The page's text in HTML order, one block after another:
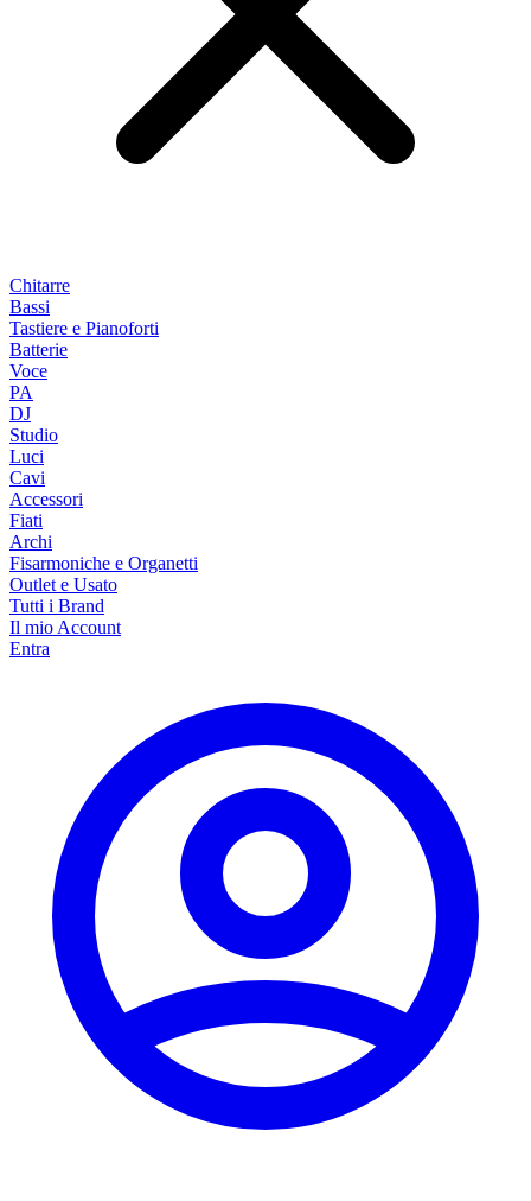
Chitarre
Bassi
Tastiere e Pianoforti
Batterie
Voce
PA
DJ
Studio
Luci
Cavi
Accessori
Fiati
Archi
Fisarmoniche e Organetti
Outlet e Usato
Tutti i Brand
Il mio Account
Entra